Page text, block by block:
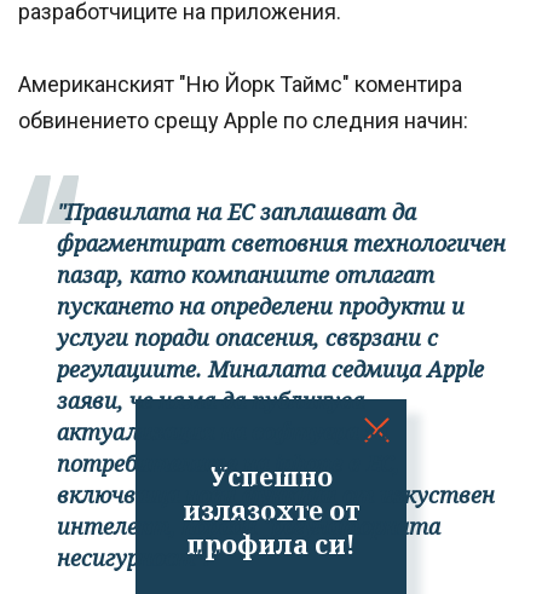
Успешно
излязохте от
профила си!
разработчиците на приложения.
Американският "Ню Йорк Таймс" коментира
обвинението срещу Apple по следния начин:
"Правилата на ЕС заплашват да
фрагментират световния технологичен
пазар, като компаниите отлагат
пускането на определени продукти и
услуги поради опасения, свързани с
регулациите. Миналата седмица Apple
заяви, че няма да публикува
актуализация на софтуера за
потребителите на iphone в ЕС,
включваща нови функции от изкуствен
интелект, поради "регулаторната
несигурност"."